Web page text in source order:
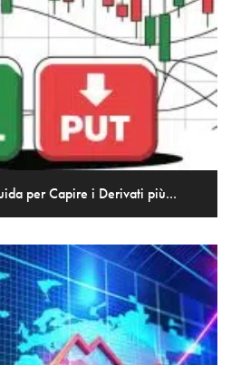
per Capire i Derivati più...